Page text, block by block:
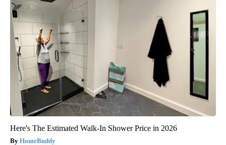
Here's The Estimated Walk-In Shower Price in 2026
HomeBuddy